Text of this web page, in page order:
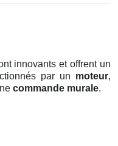
innovants et offrent un
par un moteur,
commande murale.